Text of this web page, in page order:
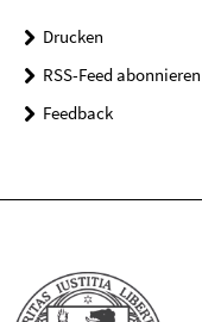
Drucken
RSS-Feed abonnieren
Feedback